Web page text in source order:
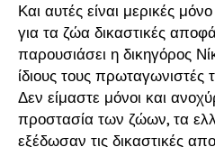
Και αυτές είναι μερικές
για τα ζώα δικαστικές
παρουσιάσει η δικηγόρος
ίδιους τους
Δεν είμαστε μόνοι και
προστασία των ζώων, τα
εξέδωσαν τις δικαστικές